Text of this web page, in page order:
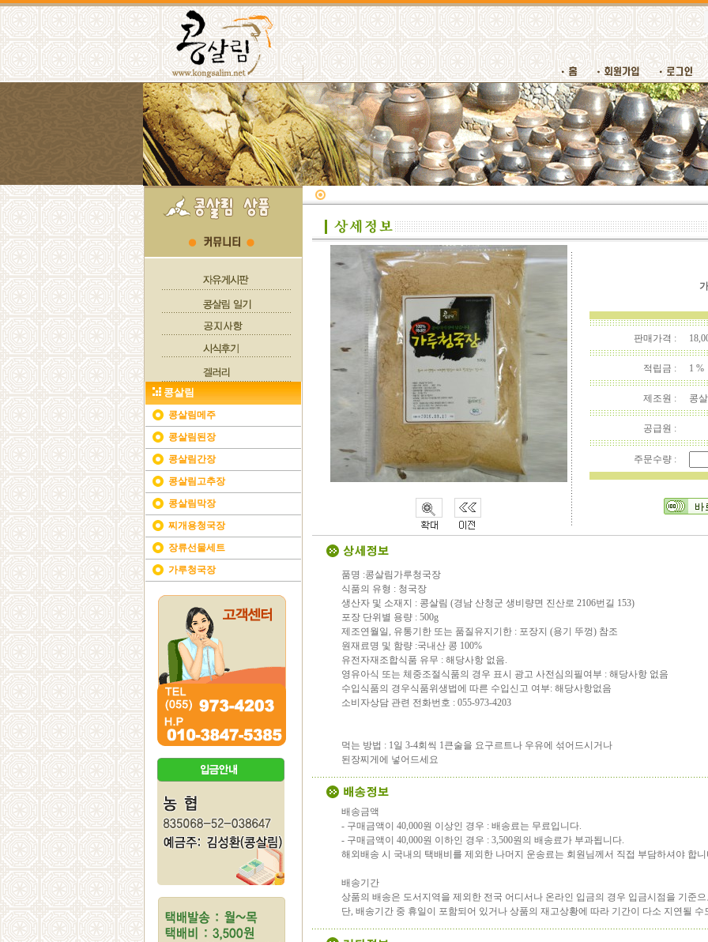
콩살림
콩살림메주
콩살림된장
콩살림간장
콩살림고추장
콩살림막장
찌개용청국장
장류선물세트
가루청국장
판매가격 :
적립금 : 1 %
제조원 : 콩
공급원 :
주문수량 :
품명 :콩살림가루청국장
식품의 유형 : 청국장
생산자 및 소재지 : 콩살림 (경남 산청군 생비량면 진산로 2106번길 153)
포장 단위별 용량 : 500g
제조연월일, 유통기한 또는 품질유지기한 : 포장지 (용기 뚜껑) 참조
원재료명 및 함량 :국내산 콩 100%
유전자재조합식품 유무 : 해당사항 없음.
영유아식 또는 체중조절식품의 경우 표시 광고 사전심의필여부 : 해당사항 없음
수입식품의 경우식품위생법에 따른 수입신고 여부: 해당사항없음
소비자상담 관련 전화번호 : 055-973-4203
먹는 방법 : 1일 3-4회씩 1큰술을 요구르트나 우유에 섞어드시거나
된장찌게에 넣어드세요
배송금액
- 구매금액이 40,000원 이상인 경우 : 배송료는 무료입니다.
- 구매금액이 40,000원 이하인 경우 : 3,500원의 배송료가 부과됩니다.
해외배송 시 국내의 택배비를 제외한 나머지 운송료는 회원님께서 직접 부담하셔야 합니
배송기간
상품의 배송은 도서지역을 제외한 전국 어디서나 온라인 입금의 경우 입금시점을 기준
단, 배송기간 중 휴일이 포함되어 있거나 상품의 재고상황에 따라 기간이 다소 지연될 수